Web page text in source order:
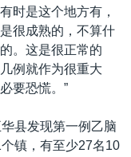
时是这个地方有，
很成熟的，不算什
。这是很正常的
例就作为很重大
要恐慌。”
县发现第一例乙脑
镇，有至少27名10